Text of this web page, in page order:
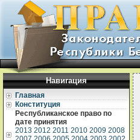
Навигация
Главная
Конституция
Республиканское право по
дате принятия
2013 2012 2011 2010 2009 2008